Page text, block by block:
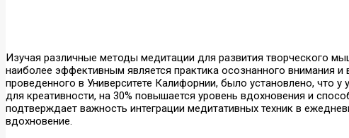
Изучая различные методы медитации для развития творческого
наиболее эффективным является практика осознанного внимания и
проведенного в Университете Калифорнии, было установлено, что
для креативности, на 30% повышается уровень вдохновения и
подтверждает важность интеграции медитативных техник в
вдохновение.